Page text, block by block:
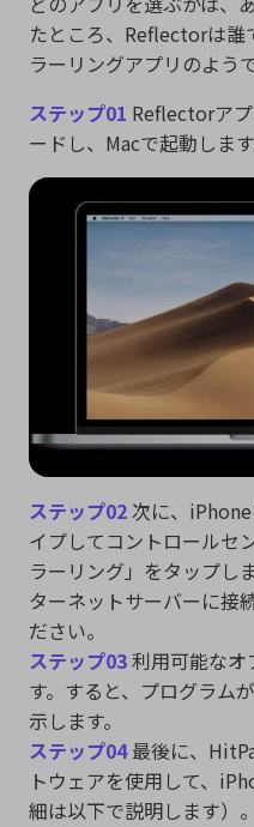
たところ、Reflectorは誰
ラーリングアプリのようで
ステップ01 Reflectorア
ードし、Macで起動します
ステップ02次に、
イプしてコントロールセ
ラーリング」をタップし
ターネットサーバーに接
ださい。
ステップ03利用可能なオ
す。すると、プログラム
示します。
ステップ04最後に、
トウェアを使用して、
細は以下で説明します）。